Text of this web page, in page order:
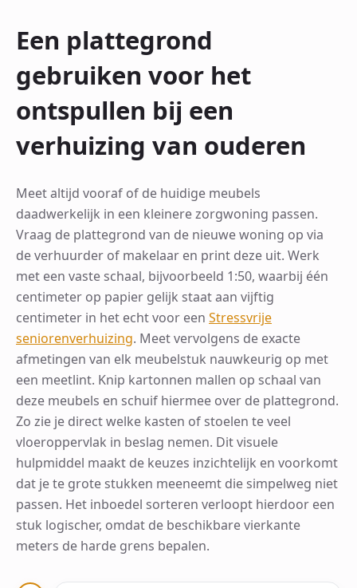
Een plattegrond
gebruiken voor het
ontspullen bij een
verhuizing van ouderen
Meet altijd vooraf of de huidige meubels
daadwerkelijk in een kleinere zorgwoning passen.
Vraag de plattegrond van de nieuwe woning op via
de verhuurder of makelaar en print deze uit. Werk
met een vaste schaal, bijvoorbeeld 1:50, waarbij één
centimeter op papier gelijk staat aan vijftig
centimeter in het echt voor een Stressvrije
seniorenverhuizing. Meet vervolgens de exacte
afmetingen van elk meubelstuk nauwkeurig op met
een meetlint. Knip kartonnen mallen op schaal van
deze meubels en schuif hiermee over de plattegrond.
Zo zie je direct welke kasten of stoelen te veel
vloeroppervlak in beslag nemen. Dit visuele
hulpmiddel maakt de keuzes inzichtelijk en voorkomt
dat je te grote stukken meeneemt die simpelweg niet
passen. Het inboedel sorteren verloopt hierdoor een
stuk logischer, omdat de beschikbare vierkante
meters de harde grens bepalen.